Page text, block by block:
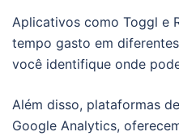
Aplicativos como Toggl e
tempo gasto em
você identifique onde
Além disso, plataformas
Google Analytics,